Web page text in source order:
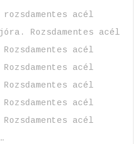
acél
Rozsdamentes acél
acél
acél
acél
acél
acél